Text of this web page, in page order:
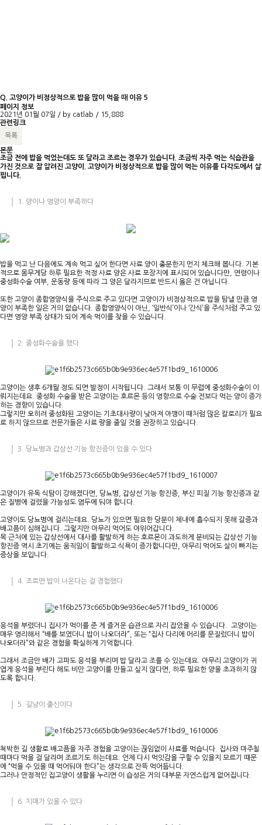
Q. 고양이가 비정상적으로 밥을 많이 먹을 때 이유 5
페이지 정보
2021년 01월 07일 / by catlab / 15,888
관련링크
목록
본문
조금 전에 밥을 먹었는데도 또 달라고 조르는 경우가 있습니다. 조금씩 자주 먹는 식습관을
가진 것으로 잘 알려진 고양이. 고양이가 비정상적으로 밥을 많이 먹는 이유를 다각도에서 살
핍니다.
1. 양이나 영양이 부족하다
밥을 먹고 난 다음에도 계속 먹고 싶어 한다면 사료 양이 충분한지 먼지 체크해 봅니다. 기본
적으로 몸무게당 하루 필요한 적정 사료 양은 사료 포장지에 표시되어 있습니다만, 연령이나
중성화수술 여부, 운동량 등에 따라 그 양은 달라지므로 반드시 옳은 건 아닙니다.
또한 고양이 종합영양식을 주식으로 주고 있다면 고양이가 비정상적으로 밥을 탐낼 만큼 영
양이 부족한 일은 거의 없습니다. 종합영양식이 아닌, ‘일반식’이나 ‘간식’을 주식처럼 주고 있
다면 영양 부족 상태가 되어 계속 먹이를 찾을 수 있습니다.
2. 중성화수술을 했다
고양이는 생후 6개월 정도 되면 발정이 시작됩니다. 그래서 보통 이 무렵에 중성화수술이 이
뤄지는데요. 중성화 수술을 받은 고양이는 호르몬 등의 영향으로 수술 전보다 먹는 양이 증가
하는 경향이 있습니다.
그렇지만 오히려 중성화된 고양이는 기초대사량이 낮아져 아깽이 때처럼 많은 칼로리가 필요
로 하지 않으므로 전문가들은 사료 량을 줄일 것을 권장하고 있습니다.
3. 당뇨병과 갑상선 기능 항진증이 있을 수 있다
고양이가 유독 식탐이 강해졌다면, 당뇨병, 갑상선 기능 항진증, 부신 피질 기능 항진증과 같
은 질병에 걸렸을 가능성도 염두에 둬야 합니다.
고양이도 당뇨병에 걸리는데요. 당뇨가 있으면 필요한 당분이 체내에 흡수되지 못해 갈증과
배고픔이 심해집니다. 그렇지만 아무리 먹어도 야위어갑니다.
목 근처에 있는 갑상선에서 대사를 활발하게 하는 호르몬이 과도하게 분비되는 갑상선 기능
항진증 역시 초기에는 움직임이 활발하고 식욕이 증가합니다만, 아무리 먹어도 살이 빠지는
증상을 보입니다.
4. 조르면 밥이 나온다는 걸 경험했다
응석을 부렸더니 집사가 먹이를 준 게 즐거운 습관으로 자리 잡았을 수 있습니다. 고양이는
매우 영리해서 “배를 보였더니 밥이 나오더라”, 또는 “집사 다리에 머리를 문질렀더니 밥이
나오더라”와 같은 경험을 확실하게 기억합니다.
그래서 조금만 배가 고파도 응석을 부리며 밥 달라고 조를 수 있는데요. 아무리 고양이가 귀
엽게 응석을 부린다 해도 비만 고양이를 만들고 싶지 않다면, 하루 필요한 양을 초과하지 않
도록 합니다.
5. 길냥이 출신이다
척박한 길 생활로 배고픔을 자주 경험을 고양이는 끊임없이 사료를 먹습니다. 집사와 마주칠
때마다 먹을 걸 달라며 조르기도 하는데요. 언제 다시 먹잇감을 구할 수 있을지 모르기 때문
에 “먹을 수 있을 때 먹어둬야 한다”는 생각으로 잔뜩 먹어둡니다.
그러나 안정적인 집고양이 생활을 누리면 이 습성은 거의 대부분 자연스럽게 없어집니다.
6. 치매가 있을 수 있다